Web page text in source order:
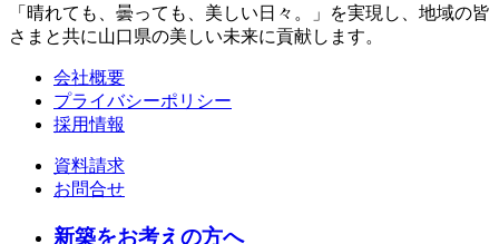
「晴れても、曇っても、美しい日々。」を実現し、地域の皆
さまと共に山口県の美しい未来に貢献します。
会社概要
プライバシーポリシー
採用情報
資料請求
お問合せ
新築をお考えの方へ